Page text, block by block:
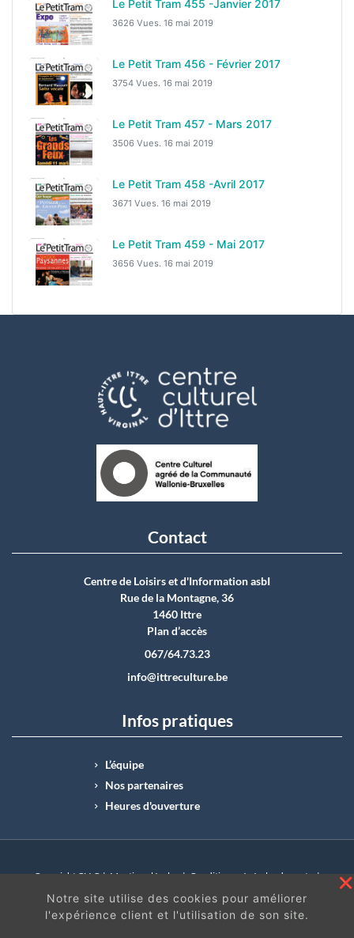
Le Petit Tram 455 -Janvier 2017
3626 Vues. 16 mai 2019
Le Petit Tram 456 - Février 2017
3754 Vues. 16 mai 2019
Le Petit Tram 457 - Mars 2017
3506 Vues. 16 mai 2019
Le Petit Tram 458 -Avril 2017
3671 Vues. 16 mai 2019
Le Petit Tram 459 - Mai 2017
3656 Vues. 16 mai 2019
Contact
Centre de Loisirs et d'Information asbI
Rue de la Montagne, 36
1460 Ittre
Plan d’accès
067/64.73.23
info@ittreculture.be
Infos pratiques
L’équipe
Nos partenaires
Heures d'ouverture
Copyright CLI © | Mentions légales | Conditions générales de vente |
N°Entreprise : BE0414.742.009 |
BE50 0012 6285 4518
Notre site utilise des cookies pour améliorer
l'expérience client et l'utilisation de son site.